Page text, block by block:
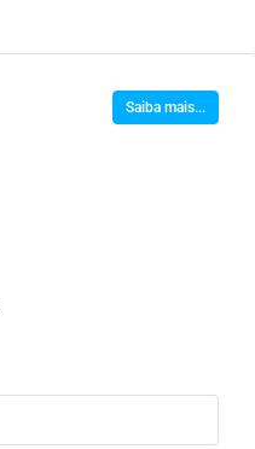
Saiba mais...